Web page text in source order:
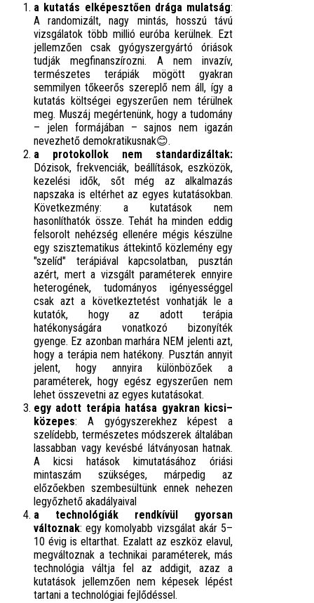
a kutatás elképesztően drága mulatság:
A randomizált, nagy mintás, hosszú távú
vizsgálatok több millió euróba kerülnek. Ezt
jellemzően csak gyógyszergyártó óriások
tudják megfinanszírozni. A nem invazív,
természetes terápiák mögött gyakran
semmilyen tőkeerős szereplő nem áll, így a
kutatás költségei egyszerűen nem térülnek
meg. Muszáj megértenünk, hogy a tudomány
– jelen formájában – sajnos nem igazán
nevezhető demokratikusnak😊.
a protokollok nem standardizáltak:
Dózisok, frekvenciák, beállítások, eszközök,
kezelési idők, sőt még az alkalmazás
napszaka is eltérhet az egyes kutatásokban.
Következmény: a kutatások nem
hasonlíthatók össze. Tehát ha minden eddig
felsorolt nehézség ellenére mégis készülne
egy szisztematikus áttekintő közlemény egy
"szelíd" terápiával kapcsolatban, pusztán
azért, mert a vizsgált paraméterek ennyire
heterogének, tudományos igényességgel
csak azt a következtetést vonhatják le a
kutatók, hogy az adott terápia
hatékonyságára vonatkozó bizonyíték
gyenge. Ez azonban marhára NEM jelenti azt,
hogy a terápia nem hatékony. Pusztán annyit
jelent, hogy annyira különbözőek a
paraméterek, hogy egész egyszerűen nem
lehet összevetni az egyes kutatásokat.
egy adott terápia hatása gyakran kicsi–
közepes: A gyógyszerekhez képest a
szelídebb, természetes módszerek általában
lassabban vagy kevésbé látványosan hatnak.
A kicsi hatások kimutatásához óriási
mintaszám szükséges, márpedig az
előzőekben szembesültünk ennek nehezen
legyőzhető akadályaival
a technológiák rendkívül gyorsan
változnak: egy komolyabb vizsgálat akár 5–
10 évig is eltarthat. Ezalatt az eszköz elavul,
megváltoznak a technikai paraméterek, más
technológia váltja fel az addigit, azaz a
kutatások jellemzően nem képesek lépést
tartani a technológiai fejlődéssel.